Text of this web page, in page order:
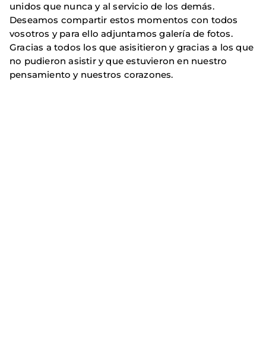
unidos que nunca y al servicio de los demás.
Deseamos compartir estos momentos con todos
vosotros y para ello adjuntamos galería de fotos.
Gracias a todos los que asisitieron y gracias a los que
no pudieron asistir y que estuvieron en nuestro
pensamiento y nuestros corazones.